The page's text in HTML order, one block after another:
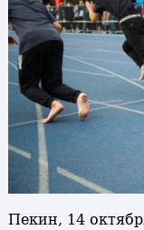
Пекин, 14